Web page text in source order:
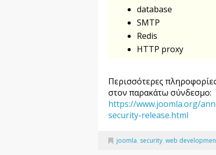
database
SMTP
Redis
HTTP proxy
Περισσότερες
στον παρακάτω σύνδεσμο:
https://www.joomla.org/
security-release.html
joomla, security, web